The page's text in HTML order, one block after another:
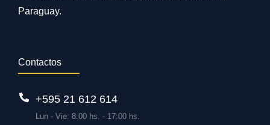
Paraguay.
Contactos
+595 21 612 614
Lun - Vie: 8:00 hs. - 17:00 hs.